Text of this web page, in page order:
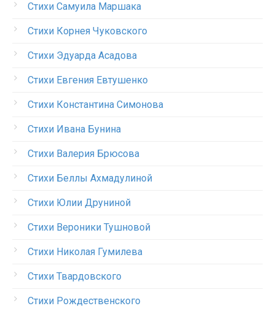
Стихи Самуила Маршака
Стихи Корнея Чуковского
Стихи Эдуарда Асадова
Стихи Евгения Евтушенко
Стихи Константина Симонова
Стихи Ивана Бунина
Стихи Валерия Брюсова
Стихи Беллы Ахмадулиной
Стихи Юлии Друниной
Стихи Вероники Тушновой
Стихи Николая Гумилева
Стихи Твардовского
Стихи Рождественского